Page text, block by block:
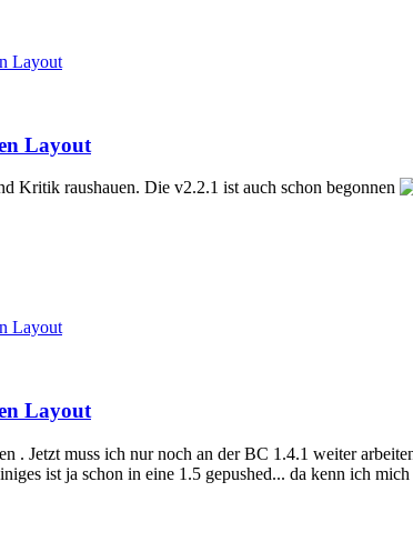
Layout
Layout
Kritik raushauen. Die v2.2.1 ist auch schon begonnen
Layout
Layout
. Jetzt muss ich nur noch an der BC 1.4.1 weiter
ist ja schon in eine 1.5 gepushed... da kenn ich